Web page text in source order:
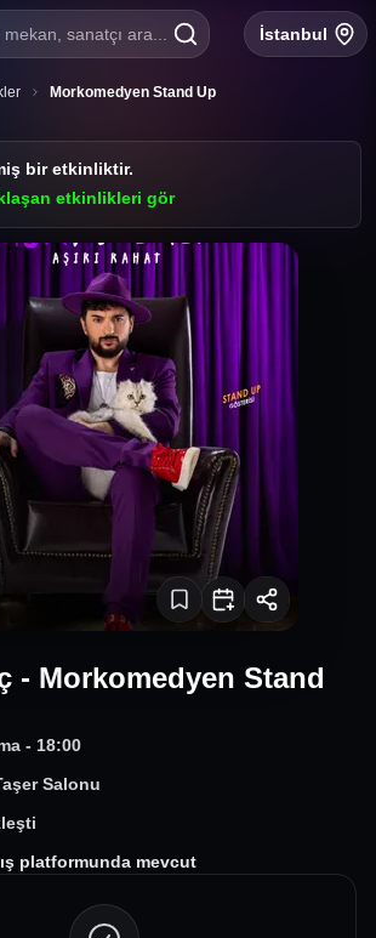
sanatçı ara... İstanbul
Morkomedyen Stand Up
bir etkinliktir.
etkinlikleri gör
- Morkomedyen Stand
- 18:00
Salonu
platformunda mevcut